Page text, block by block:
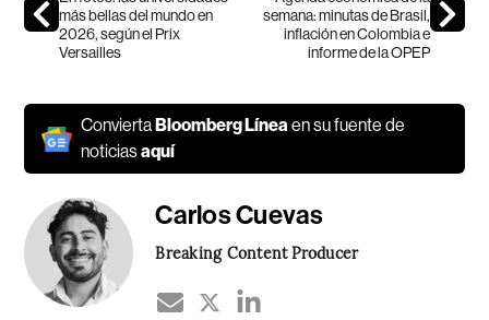
más bellas del mundo en
2026, según el Prix
Versailles
semana: minutas de Brasil,
inflación en Colombia e
informe de la OPEP
Convierta Bloomberg Líneaen su fuente de
noticiasaquí
Carlos Cuevas
Breaking Content Producer